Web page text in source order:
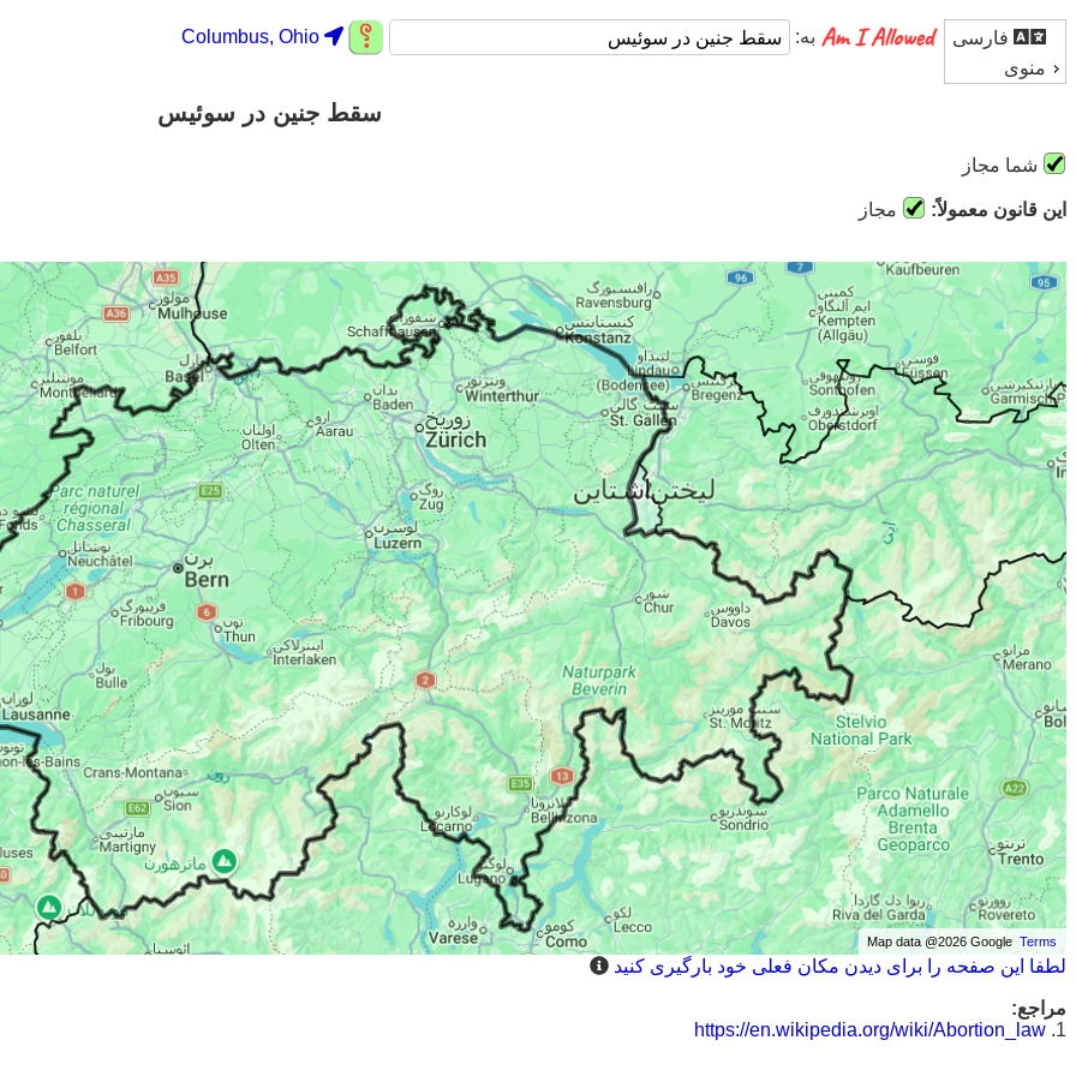
فارسی
منوی
به: Columbus, Ohio
سقط جنین در سوئیس
شما مجاز
این قانون معمولاً: مجاز
Map data @2026 GoogleTerms
لطفا این صفحه را برای دیدن مکان فعلی خود بارگیری کنید
مراجع:
1.
https://en.wikipedia.org/wiki/Abortion_law